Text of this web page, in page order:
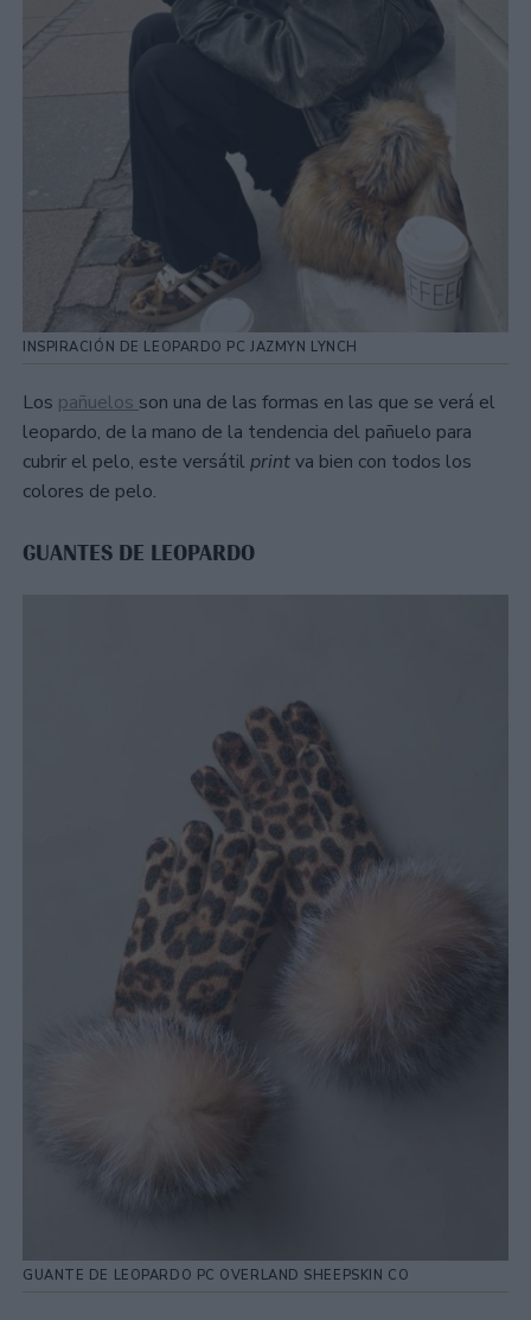
INSPIRACIÓN DE LEOPARDO PC JAZMYN LYNCH
Los pañuelos son una de las formas en las que se verá el
leopardo, de la mano de la tendencia del pañuelo para
cubrir el pelo, este versátil printva bien con todos los
colores de pelo.
GUANTES DE LEOPARDO
GUANTE DE LEOPARDO PC OVERLAND SHEEPSKIN CO